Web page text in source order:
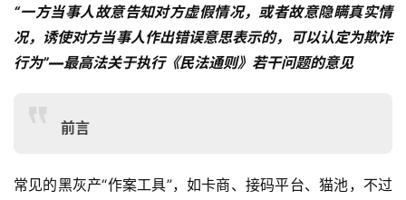
“一方当事人故意告知对方虚假情况，或者故意隐瞒真实情
况，诱使对方当事人作出错误意思表示的，可以认定为欺诈
行为”—最高法关于执行《民法通则》若干问题的意见
前言
常见的黑灰产“作案工具”，如卡商、接码平台、猫池，不过